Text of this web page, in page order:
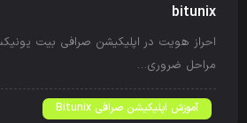
bitunix
مراحل ضروری…
آموزش اپلیکیشن صرافی Bitunix